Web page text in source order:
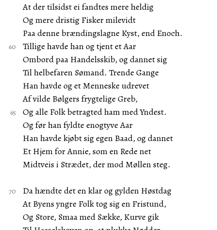
At der tilsidst ei fandtes mere heldig
Og mere dristig Fisker milevidt
Paa denne brændingslagne Kyst, end Enoch.
Tillige havde han og tjent et Aar
Ombord paa Handelsskib, og dannet sig
Til helbefaren Sømand. Trende Gange
Han havde og et Menneske udrevet
Af vilde Bølgers frygtelige Greb,
Og alle Folk betragted ham med Yndest.
Og før han fyldte enogtyve Aar
Han havde kjøbt sig egen Baad, og dannet
Et Hjem for Annie, som en Rede net
Midtveis i Strædet, der mod Møllen steg.
Da hændte det en klar og gylden Høstdag
At Byens yngre Folk tog sig en Fristund,
Og Store, Smaa med Sække, Kurve gik